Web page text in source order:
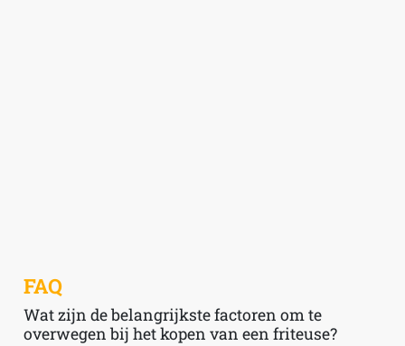
FAQ
Wat zijn de belangrijkste factoren om te
overwegen bij het kopen van een friteuse?